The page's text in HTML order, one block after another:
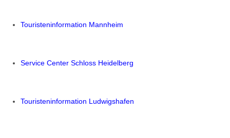
Touristeninformation Mannheim
Service Center Schloss Heidelberg
Touristeninformation Ludwigshafen